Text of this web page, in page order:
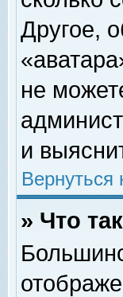
Другое,
не
и
Вернуться
» Что